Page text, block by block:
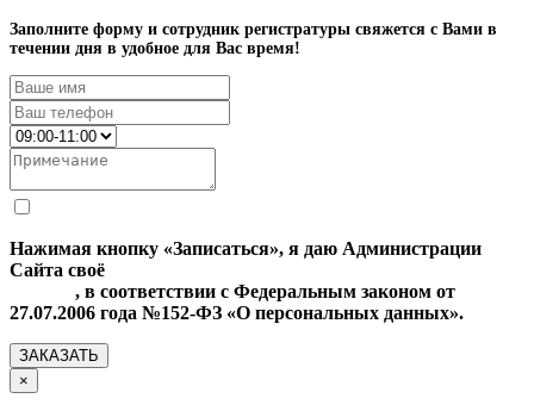
Заполните форму и сотрудник регистратуры свяжется с Вами в
течении дня в удобное для Вас время!
Нажимая кнопку «Записаться», я даю Администрации
Сайта своё
, в соответствии с Федеральным законом от
27.07.2006 года №152-ФЗ «О персональных данных».
ЗАКАЗАТЬ
×